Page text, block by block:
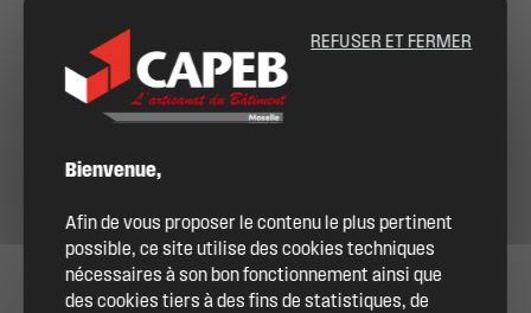
Bienvenue,
Afin de vous proposer le contenu le plus pertinent
possible, ce site utilise des cookies techniques
nécessaires à son bon fonctionnement ainsi que
des cookies tiers à des fins de statistiques, de
REFUSER ET FERMER